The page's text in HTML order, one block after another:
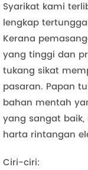
Syarikat kami
lengkap
Kerana
yang tinggi dan
tukang sikat
pasaran. Papan
bahan mentah
yang sangat
harta rintangan
Ciri-ciri: